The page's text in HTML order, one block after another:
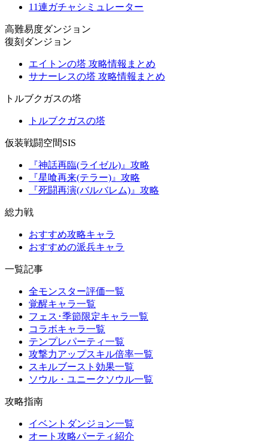
11連ガチャシミュレーター
高難易度ダンジョン
復刻ダンジョン
エイトンの塔 攻略情報まとめ
サナーレスの塔 攻略情報まとめ
トルブクガスの塔
トルブクガスの塔
仮装戦闘空間SIS
『神話再臨(ライゼル)』攻略
『星喰再来(テラー)』攻略
『死闘再演(バルバレム)』攻略
総力戦
おすすめ攻略キャラ
おすすめの派兵キャラ
一覧記事
全モンスター評価一覧
覚醒キャラ一覧
フェス･季節限定キャラ一覧
コラボキャラ一覧
テンプレパーティ一覧
攻撃力アップスキル倍率一覧
スキルブースト効果一覧
ソウル・ユニークソウル一覧
攻略指南
イベントダンジョン一覧
オート攻略パーティ紹介